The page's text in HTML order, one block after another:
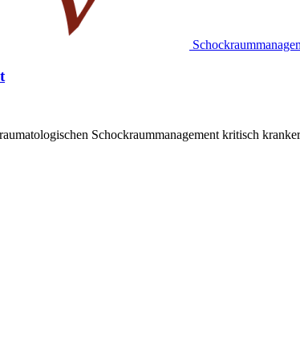
Schockraummanagement kritisch